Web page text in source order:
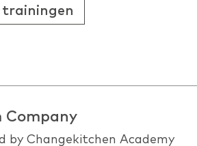
trainingen
Company
by Changekitchen Academy